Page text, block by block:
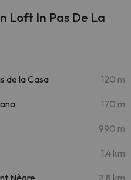
Loft In Pas De La
de la Casa 120 m
170 m
990 m
1.4 km
Nègre 2.8 km